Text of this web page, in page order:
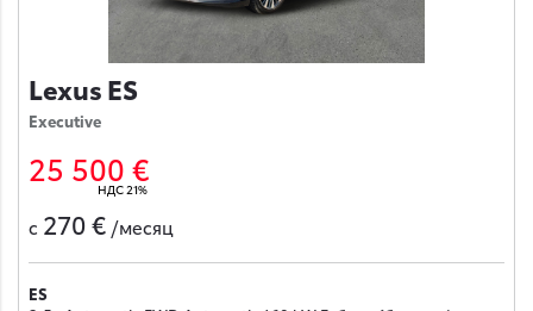
Lexus ES
Executive
25 500 €
НДС 21%
с 270 € /месяц
ES